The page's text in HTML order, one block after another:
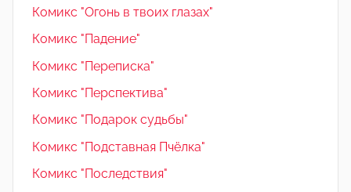
Комикс "Огонь в твоих глазах"
Комикс "Падение"
Комикс "Переписка"
Комикс "Перспектива"
Комикс "Подарок судьбы"
Комикс "Подставная Пчёлка"
Комикс "Последствия"